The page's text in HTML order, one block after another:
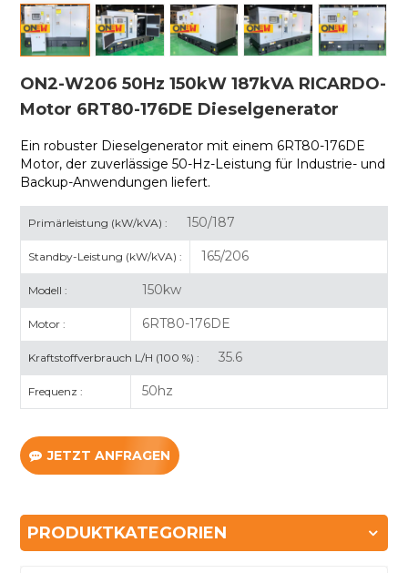
ON2-W206 50Hz 150kW 187kVA RICARDO-
Motor 6RT80-176DE Dieselgenerator
Ein robuster Dieselgenerator mit einem 6RT80-176DE
Motor, der zuverlässige 50-Hz-Leistung für Industrie- und
Backup-Anwendungen liefert.
Primärleistung (kW/kVA) : 150/187
Standby-Leistung (kW/kVA) : 165/206
Modell : 150kw
Motor : 6RT80-176DE
Kraftstoffverbrauch L/H (100 %) : 35.6
Frequenz : 50hz
JETZT ANFRAGEN
PRODUKTKATEGORIEN